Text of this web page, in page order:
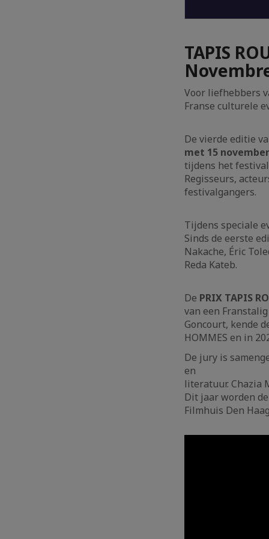
TAPIS
Voor liefhebbers
Franse culturele
De vierde editie
met 15
tijdens het
Regisseurs,
festivalgangers.
Tijdens speciale
Sinds de eerste
Nakache, Éric
Reda Kateb.
De PRIX TAPIS
van een
Goncourt, kende
HOMMES en in
De jury is
en
literatuur. Chazia
Dit jaar worden
Filmhuis Den